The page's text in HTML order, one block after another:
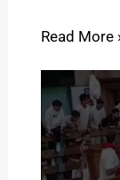
Read More